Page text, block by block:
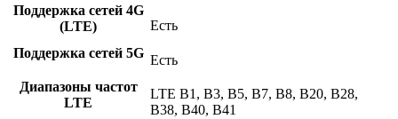
Поддержка сетей 4G
(LTE)
Есть
Поддержка сетей 5G Есть
Диапазоны частот
LTE
LTE B1, B3, B5, B7, B8, B20, B28,
B38, B40, B41